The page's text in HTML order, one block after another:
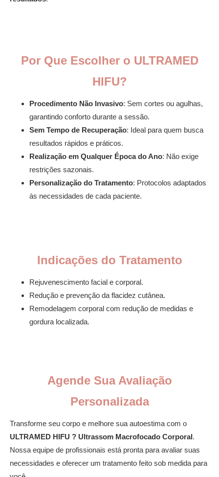
Por Que Escolher o ULTRAMED
HIFU?
Procedimento Não Invasivo: Sem cortes ou agulhas,
garantindo conforto durante a sessão.
Sem Tempo de Recuperação: Ideal para quem busca
resultados rápidos e práticos.
Realização em Qualquer Época do Ano: Não exige
restrições sazonais.
Personalização do Tratamento: Protocolos adaptados
às necessidades de cada paciente.
Indicações do Tratamento
Rejuvenescimento facial e corporal.
Redução e prevenção da flacidez cutânea.
Remodelagem corporal com redução de medidas e
gordura localizada.
Agende Sua Avaliação
Personalizada
Transforme seu corpo e melhore sua autoestima com o
ULTRAMED HIFU ? Ultrassom Macrofocado Corporal.
Nossa equipe de profissionais está pronta para avaliar suas
necessidades e oferecer um tratamento feito sob medida para